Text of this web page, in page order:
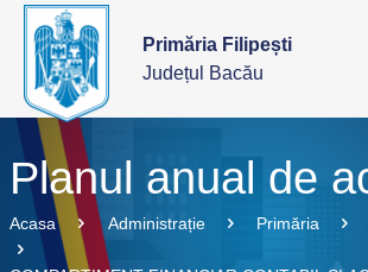
Primăria Filipești
Județul Bacău
Planul anual de
Acasa Administrație Primăria